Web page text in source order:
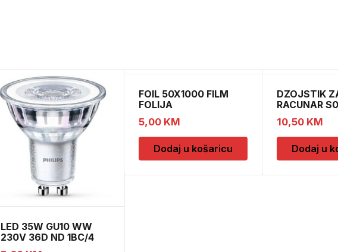
LED 35W GU10 WW
230V 36D ND 1BC/4
FOIL 50X1000 FILM
FOLIJA
5,00 KM
Dodaj u košaricu
DZOJSTIK
RACUNAR
01011540
10,50 KM
Dodaj u